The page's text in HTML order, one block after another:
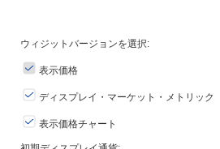
ウィジットバージョンを選択:
表示価格
ディスプレイ・マーケット・メトリック
表示価格チャート